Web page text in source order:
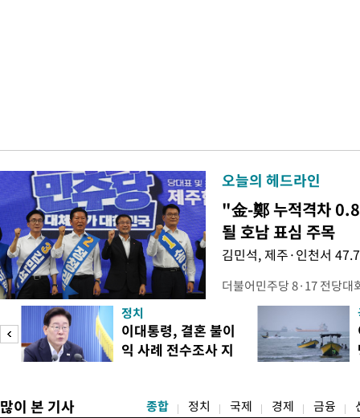
오늘의 헤드라인
"金-鄭 누적격차
될 호남 표심 주목
김민석, 제주·인천서
더불어민주당 8·17 전당대
보가 8일 제주·인천 지역
다. 앞서 정청래 후보 우세
·울산·경남 경선에서 1승
제주·인천 경선에서 이기
정치
이대통령, 결혼 불이
익 사례 전수조사 지
많이 본 기사 종합 정치 국제 경제 금융